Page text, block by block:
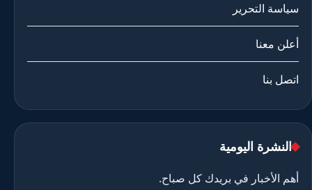
سياسة التحرير
أعلن معنا
اتصل بنا
النشرة اليومية
أهم الأخبار في بريدك كل صباح.